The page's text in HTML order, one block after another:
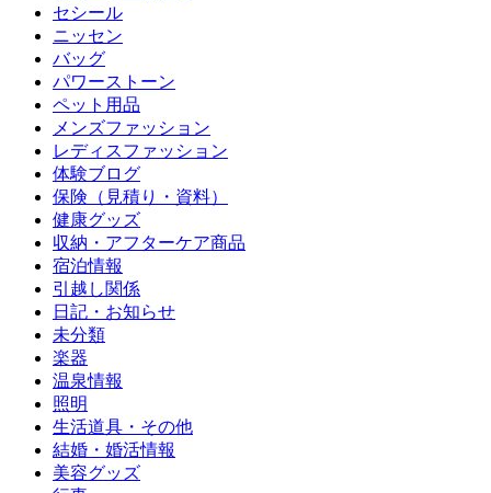
セシール
ニッセン
バッグ
パワーストーン
ペット用品
メンズファッション
レディスファッション
体験ブログ
保険（見積り・資料）
健康グッズ
収納・アフターケア商品
宿泊情報
引越し関係
日記・お知らせ
未分類
楽器
温泉情報
照明
生活道具・その他
結婚・婚活情報
美容グッズ